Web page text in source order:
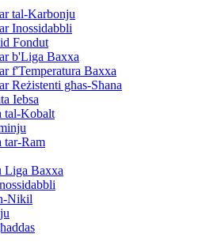
tal-Karbonju
Inossidabbli
Fondut
b'Liga Baxxa
f'Temperatura Baxxa
Reżistenti għas-Sħana
Iebsa
tal-Kobalt
tar-Ram
Liga Baxxa
Nikil